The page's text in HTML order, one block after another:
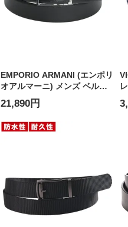
EMPORIO ARMANI (エンポリ
オアルマーニ) メンズ ベルト
リバーシブル サフィアーノレ
ザー ピンバックル
EAEM5540AF24909
21,890円